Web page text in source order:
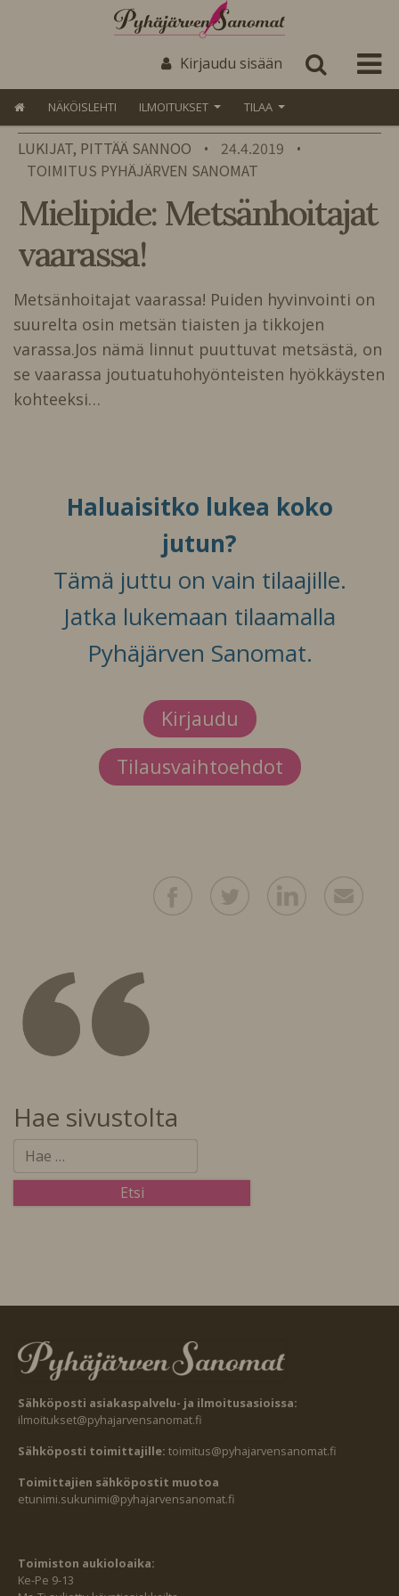
Kirjaudu sisään
NÄKÖISLEHTI ILMOITUKSET TILAA
LUKIJAT, PITTÄÄ SANNOO • 24.4.2019 •
TOIMITUS PYHÄJÄRVEN SANOMAT
Mielipide: Metsänhoitajat
vaarassa!
Metsänhoitajat vaarassa! Puiden hyvinvointi on
suurelta osin metsän tiaisten ja tikkojen
varassa.Jos nämä linnut puuttuvat metsästä, on
se vaarassa joutuatuhohyönteisten hyökkäysten
kohteeksi…
Haluaisitko lukea koko
jutun?
Tämä juttu on vain tilaajille.
Jatka lukemaan tilaamalla
Pyhäjärven Sanomat.
Kirjaudu
Tilausvaihtoehdot
Hae sivustolta
Sähköposti asiakaspalvelu- ja ilmoitusasioissa:
ilmoitukset@pyhajarvensanomat.fi
Sähköposti toimittajille: toimitus@pyhajarvensanomat.fi
Toimittajien sähköpostit muotoa
etunimi.sukunimi@pyhajarvensanomat.fi
Toimiston aukioloaika:
Ke-Pe 9-13